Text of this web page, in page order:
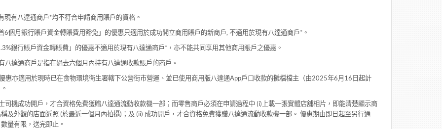
現有八達通商戶*均不符合申請商用賬戶的資格。
6個月銀行賬戶資金轉賬費用豁免」的優惠只適用於成功開立商用賬戶的新商戶, 不適用於現有八達通商戶*。
銀行賬戶資金轉賬費」的優惠不適用於現有八達通商戶*，亦不能共同享用其他商用賬戶之優惠。
八達通商戶是指在過去六個月內持有八達通收款賬戶的商戶。
惠亦適用於現時已在食物環境衞生署轄下公營街市營運、並已使用商用版八達通App戶口收款的攤檔檔主（由2025年6月16日起計
司機成功開戶，才合資格免費獲贈八達通流動收款機一部；而零售商戶必須在申請過程中 (i)上載一張實體店舖相片，即能清楚顯示商
及外觀的店面近照 (於最近一個月內拍攝)；及 (ii) 成功開戶，才合資格免費獲贈八達通流動收款機一部。 優惠期由即日起至另行通
量有限，送完即止。